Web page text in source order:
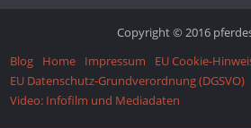
Copyright © 2016
Blog
Home Impressum
EU Cookie-
EU Datenschutz-Grundverordnung (DGSVO)
Video: Infofilm und Mediadaten